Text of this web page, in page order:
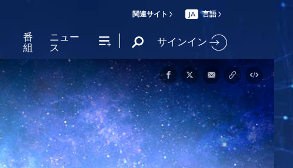
関連サイト JA 言語
番
組
ニュー
ス サインイン